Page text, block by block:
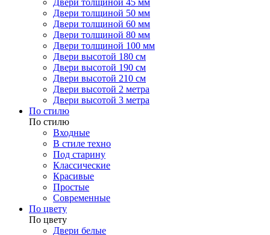
Двери толщиной 45 мм
Двери толщиной 50 мм
Двери толщиной 60 мм
Двери толщиной 80 мм
Двери толщиной 100 мм
Двери высотой 180 см
Двери высотой 190 см
Двери высотой 210 см
Двери высотой 2 метра
Двери высотой 3 метра
По стилю
По стилю
Входные
В стиле техно
Под старину
Классические
Красивые
Простые
Современные
По цвету
По цвету
Двери белые